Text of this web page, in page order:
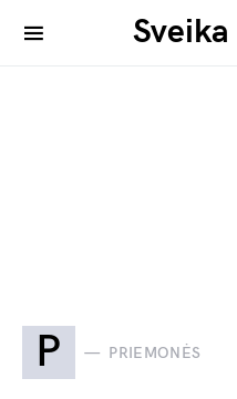
P PRIEMONĖS